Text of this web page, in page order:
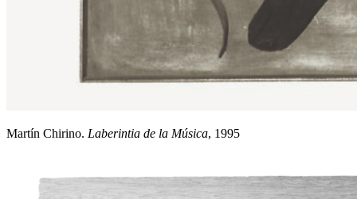
Martín Chirino. Laberintia de la Música, 1995